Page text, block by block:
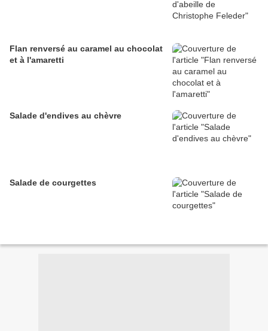
Flan renversé au caramel au chocolat
et à l'amaretti
Salade d'endives au chèvre
Salade de courgettes